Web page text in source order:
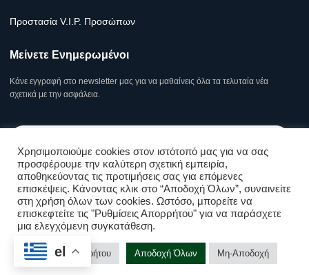
Προστασία V.I.P. Προσώπων
Μείνετε Ενημερωμένοι
Κάνε εγγραφή στο newsletter μας για να μαθαίνεις όλα τα τελυταία νέα
σχετικά με την ασφάλεια.
Υποβολή
Όροι Χρήσης Σελίδας & Πολιτική Απορρήτου
Copyright © Kolossos Security 2025
Χρησιμοποιούμε cookies στον ιστότοπό μας για να σας
προσφέρουμε την καλύτερη σχετική εμπειρία,
αποθηκεύοντας τις προτιμήσεις σας για επόμενες
επισκέψεις. Κάνοντας κλικ στο “Αποδοχή Όλων”, συναινείτε
στη χρήση όλων των cookies. Ωστόσο, μπορείτε να
επισκεφτείτε τις "Ρυθμίσεις Απορρήτου" για να παράσχετε
μια ελεγχόμενη συγκατάθεση.
Ρυθμίσεις Απορρήτου Αποδοχή Όλων Μη-Αποδοχή
el
Επικοινωνήστε μαζί μας!